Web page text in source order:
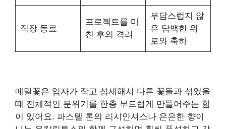
직장 동료
프로젝트를 마
친 후의 격려
부담스럽지 않
은 담백한 위
로와 축하
메밀꽃은 입자가 작고 섬세해서 다른 꽃들과 섞었을
때 전체적인 분위기를 한층 부드럽게 만들어주는 힘
이 있어요. 파스텔 톤의 리시안셔스나 은은한 향이